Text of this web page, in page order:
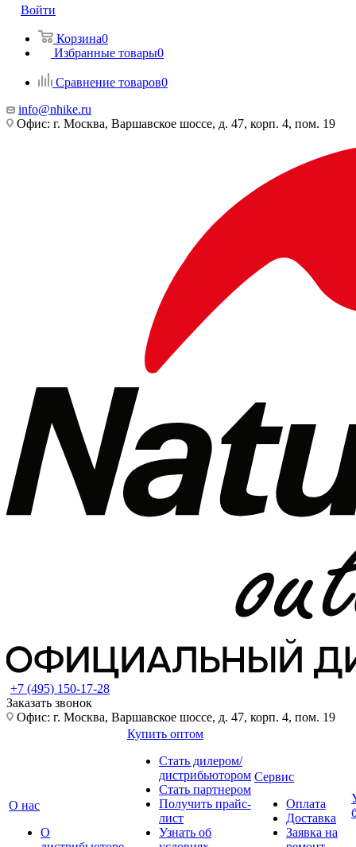
Войти
Корзина0
Избранные товары0
Сравнение товаров0
info@nhike.ru
Офис: г. Москва, Варшавское шоссе, д. 47, корп. 4, пом. 19
+7 (495) 150-17-28
Заказать звонок
Офис: г. Москва, Варшавское шоссе, д. 47, корп. 4, пом. 19
О нас
О
Купить оптом
Стать дилером/
дистрибьютором
Стать партнером
Получить прайс-
лист
Узнать об
Сервис
Оплата
Доставка
Заявка на